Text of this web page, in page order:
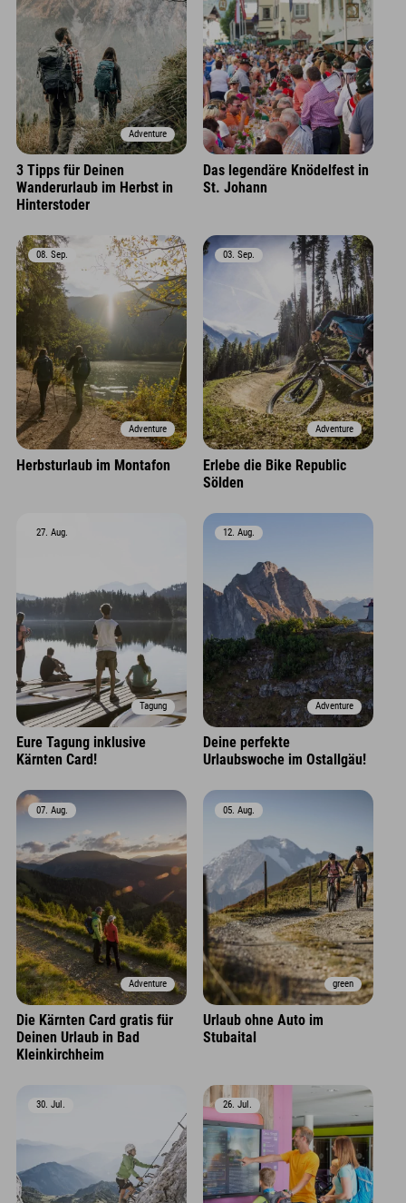
Adventure
3 Tipps für Deinen
Wanderurlaub im Herbst in
Hinterstoder
Das legendäre Knödelfest in
St. Johann
Adventure
08. Sep.
Herbsturlaub im Montafon
Adventure
03. Sep.
Erlebe die Bike Republic
Sölden
Tagung
27. Aug.
Eure Tagung inklusive
Kärnten Card!
Adventure
12. Aug.
Deine perfekte
Urlaubswoche im Ostallgäu!
Adventure
07. Aug.
Die Kärnten Card gratis für
Deinen Urlaub in Bad
Kleinkirchheim
green
05. Aug.
Urlaub ohne Auto im
Stubaital
30. Jul. 26. Jul.